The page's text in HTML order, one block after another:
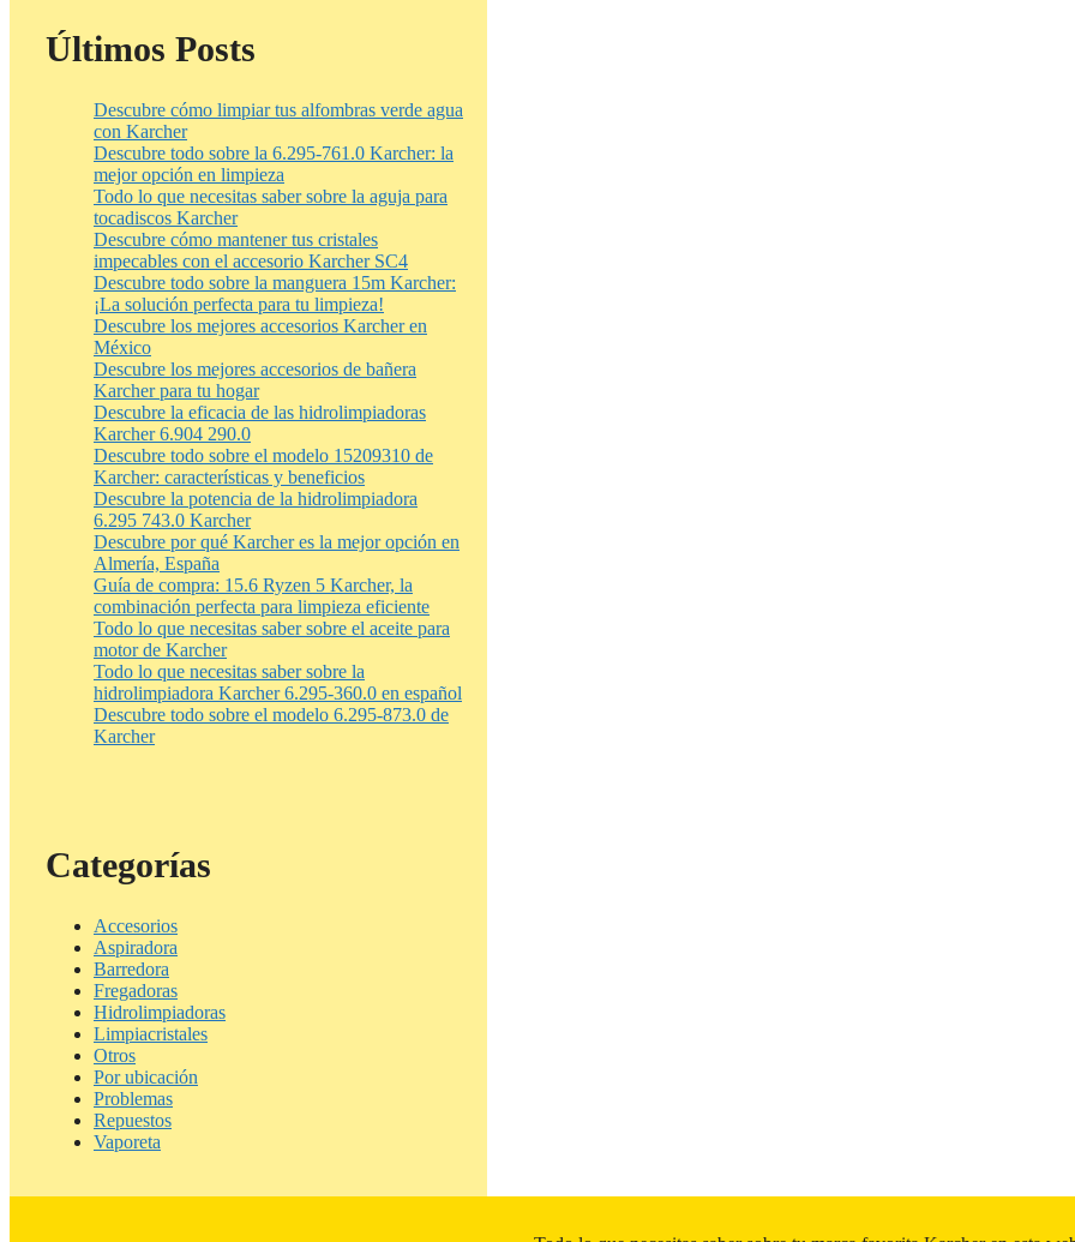
Últimos Posts
Descubre cómo limpiar tus alfombras verde agua
con Karcher
Descubre todo sobre la 6.295-761.0 Karcher: la
mejor opción en limpieza
Todo lo que necesitas saber sobre la aguja para
tocadiscos Karcher
Descubre cómo mantener tus cristales
impecables con el accesorio Karcher SC4
Descubre todo sobre la manguera 15m Karcher:
¡La solución perfecta para tu limpieza!
Descubre los mejores accesorios Karcher en
México
Descubre los mejores accesorios de bañera
Karcher para tu hogar
Descubre la eficacia de las hidrolimpiadoras
Karcher 6.904 290.0
Descubre todo sobre el modelo 15209310 de
Karcher: características y beneficios
Descubre la potencia de la hidrolimpiadora
6.295 743.0 Karcher
Descubre por qué Karcher es la mejor opción en
Almería, España
Guía de compra: 15.6 Ryzen 5 Karcher, la
combinación perfecta para limpieza eficiente
Todo lo que necesitas saber sobre el aceite para
motor de Karcher
Todo lo que necesitas saber sobre la
hidrolimpiadora Karcher 6.295-360.0 en español
Descubre todo sobre el modelo 6.295-873.0 de
Karcher
Categorías
Accesorios
Aspiradora
Barredora
Fregadoras
Hidrolimpiadoras
Limpiacristales
Otros
Por ubicación
Problemas
Repuestos
Vaporeta